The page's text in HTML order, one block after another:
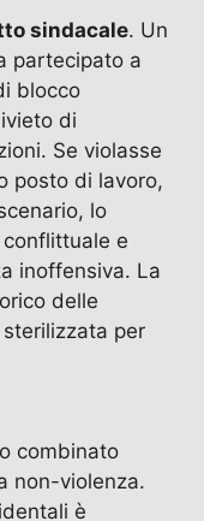
sindacale. Un
partecipato a
blocco
di
Se violasse
posto di lavoro,
lo
e
inoffensiva. La
delle
per
combinato
non-violenza.
è